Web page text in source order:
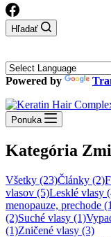
Hľadať
Powered by
Ponuka
Kategória
Všetky (23)Články (2)
vlasov (5)Lesklé vlasy
menopauze, prechode
(2)Suché vlasy (1)
(1)Zničené vlasy (3)